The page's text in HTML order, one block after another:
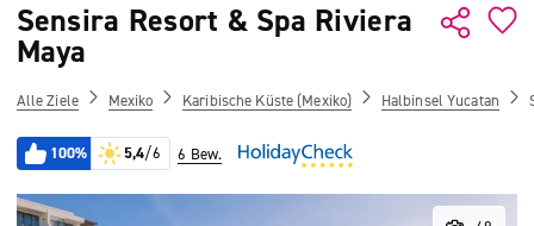
Sensira Resort & Spa Riviera
Maya
Alle Ziele Mexiko Karibische Küste (Mexiko) Halbinsel Yucatan
100% 5,4/6 6 Bew.